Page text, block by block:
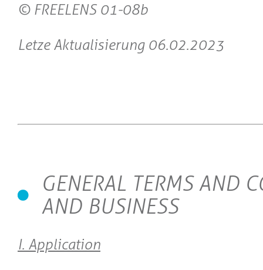
© FREELENS 01-08b
Letze Aktualisierung 06.02.2023
GENERAL TERMS AND
AND BUSINESS
I. Application